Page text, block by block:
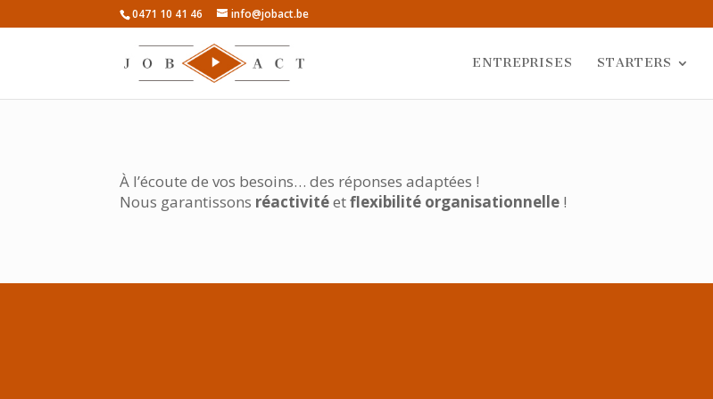
0471 10 41 46 info@jobact.be
ENTREPRISES STARTERS
À l’écoute de vos besoins… des réponses adaptées !
Nous garantissons réactivitéetflexibilité organisationnelle !